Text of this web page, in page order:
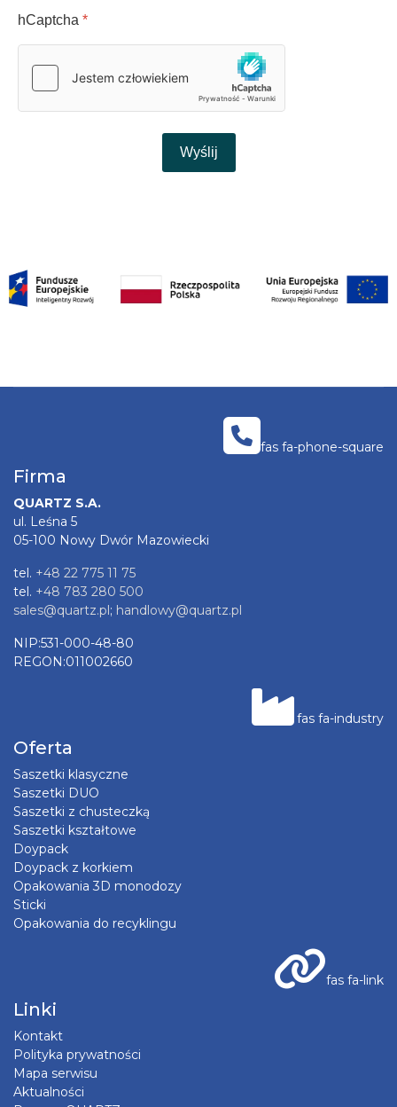
hCaptcha *
Wyślij
fas fa-phone-square
Firma
QUARTZ S.A.
ul. Leśna 5
05-100 Nowy Dwór Mazowiecki
tel. +48 22 775 11 75
tel. +48 783 280 500
sales@quartz.pl; handlowy@quartz.pl
NIP:531-000-48-80
REGON:011002660
fas fa-industry
Oferta
Saszetki klasyczne
Saszetki DUO
Saszetki z chusteczką
Saszetki kształtowe
Doypack
Doypack z korkiem
Opakowania 3D monodozy
Sticki
Opakowania do recyklingu
fas fa-link
Linki
Kontakt
Polityka prywatności
Mapa serwisu
Aktualności